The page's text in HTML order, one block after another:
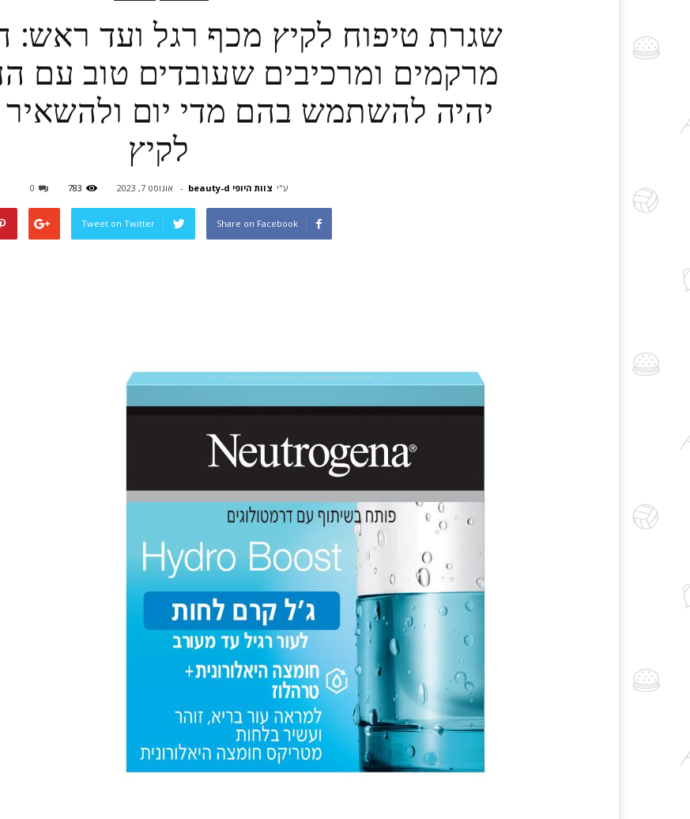
שגרת טיפוח לקיץ מכף רגל ועד ראש:
מרקמים ומרכיבים שעובדים טוב עם
יהיה להשתמש בהם מדי יום ולהשאיר
לקיץ
ע"י צוות היופי beauty-d - אוגוסט 7, 2023 783
0
Share on Facebook
Tweet on Twitter